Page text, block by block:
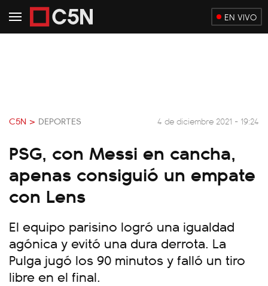
EN VIVO
C5N > DEPORTES 4 de diciembre 2021 - 19:24
PSG, con Messi en cancha,
apenas consiguió un empate
con Lens
El equipo parisino logró una igualdad
agónica y evitó una dura derrota. La
Pulga jugó los 90 minutos y falló un tiro
libre en el final.